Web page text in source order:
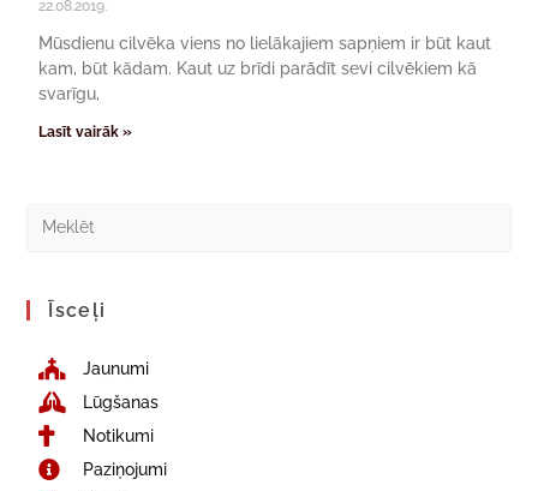
22.08.2019.
Mūsdienu cilvēka viens no lielākajiem sapņiem ir būt kaut
kam, būt kādam. Kaut uz brīdi parādīt sevi cilvēkiem kā
svarīgu,
Lasīt vairāk »
Īsceļi
Jaunumi
Lūgšanas
Notikumi
Paziņojumi